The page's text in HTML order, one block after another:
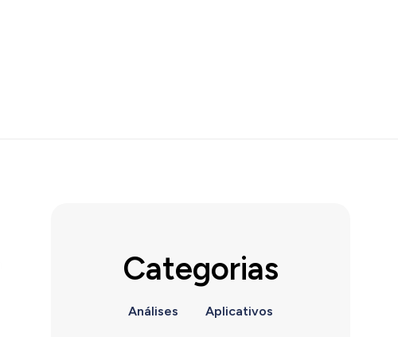
Categorias
Análises Aplicativos